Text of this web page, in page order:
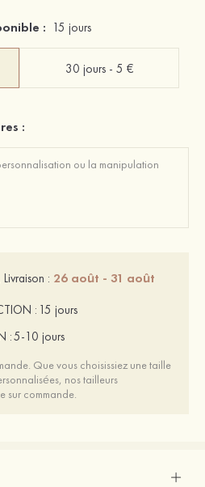
: 15 jours
30 jours - 5 €
:
: 26 août - 31 août
: 15 jours
:5-10 jours
Que vous choisissiez une taille
nos tailleurs
sur commande.